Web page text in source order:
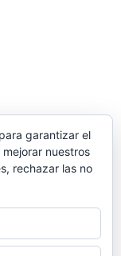
garantizar el
nuestros
rechazar las no